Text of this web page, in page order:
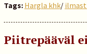
Tags: Hargla khk/
Piitrepääväl